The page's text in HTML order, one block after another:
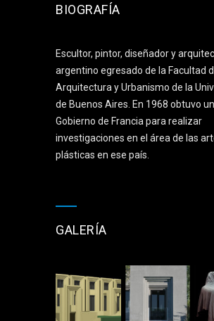
BIOGRAFÍA
Escultor, pintor, diseñador y
argentino egresado de la Facultad
Arquitectura y Urbanismo de la
de Buenos Aires. En 1968 obtuvo
Gobierno de Francia para realizar
investigaciones en el área de las
plásticas en ese país.
GALERÍA